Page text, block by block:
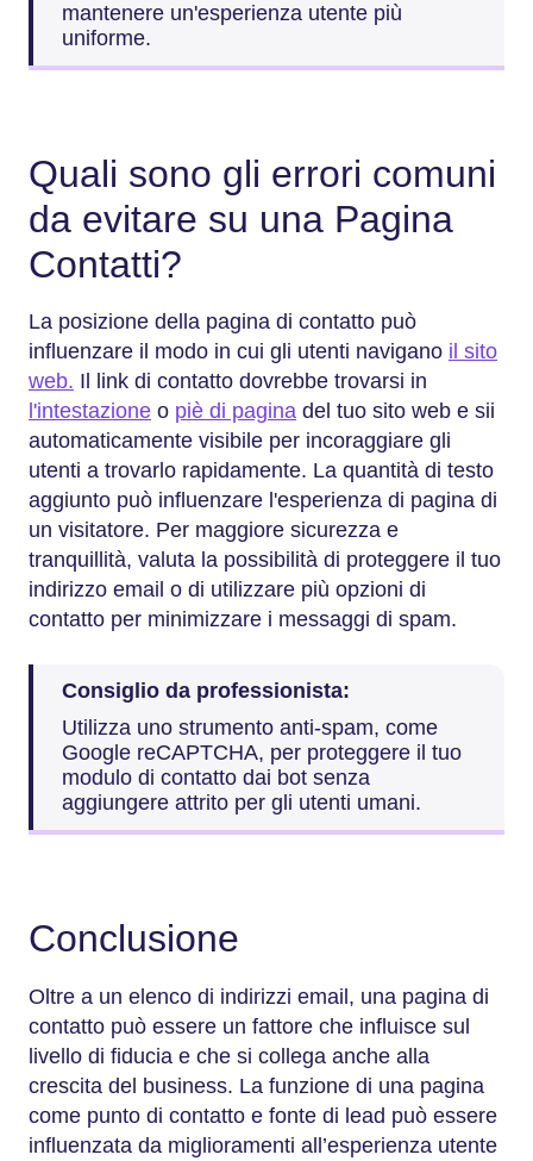
mantenere un'esperienza utente più
uniforme.
Quali sono gli errori comuni
da evitare su una Pagina
Contatti?
La posizione della pagina di contatto può
influenzare il modo in cui gli utenti navigano il sito
web. Il link di contatto dovrebbe trovarsi in
l'intestazione o piè di pagina del tuo sito web e sii
automaticamente visibile per incoraggiare gli
utenti a trovarlo rapidamente. La quantità di testo
aggiunto può influenzare l'esperienza di pagina di
un visitatore. Per maggiore sicurezza e
tranquillità, valuta la possibilità di proteggere il tuo
indirizzo email o di utilizzare più opzioni di
contatto per minimizzare i messaggi di spam.
Consiglio da professionista:
Utilizza uno strumento anti-spam, come
Google reCAPTCHA, per proteggere il tuo
modulo di contatto dai bot senza
aggiungere attrito per gli utenti umani.
Conclusione
Oltre a un elenco di indirizzi email, una pagina di
contatto può essere un fattore che influisce sul
livello di fiducia e che si collega anche alla
crescita del business. La funzione di una pagina
come punto di contatto e fonte di lead può essere
influenzata da miglioramenti all’esperienza utente